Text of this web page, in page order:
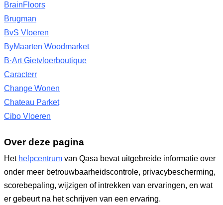
BrainFloors
Brugman
BvS Vloeren
ByMaarten Woodmarket
B·Art Gietvloerboutique
Caracterr
Change Wonen
Chateau Parket
Cibo Vloeren
Over deze pagina
Het helpcentrum van Qasa bevat uitgebreide informatie over
onder meer betrouwbaarheidscontrole, privacybescherming,
scorebepaling, wijzigen of intrekken van ervaringen, en wat
er gebeurt na het schrijven van een ervaring.